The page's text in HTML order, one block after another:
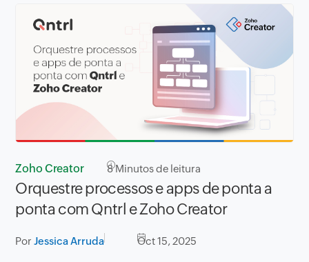
Zoho Creator 8Minutos de leitura
Orquestre processos e apps de ponta a
ponta com Qntrl e Zoho Creator
PorJessica Arruda Oct 15, 2025